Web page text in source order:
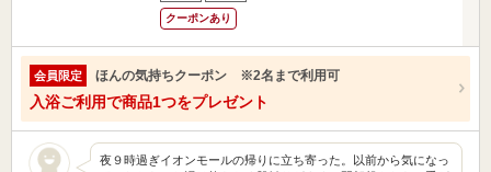
クーポンあり
会員限定 ほんの気持ちクーポン ※2名まで利用可
入浴ご利用で商品1つをプレゼント
夜９時過ぎイオンモールの帰りに立ち寄った。以前から気になっ